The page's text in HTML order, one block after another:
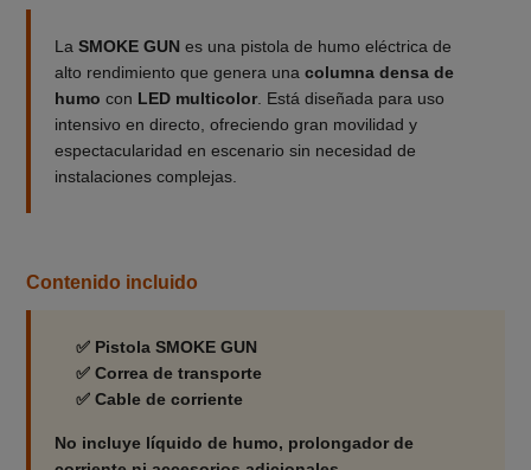
La SMOKE GUN es una pistola de humo eléctrica de
alto rendimiento que genera una columna densa de
humo con LED multicolor. Está diseñada para uso
intensivo en directo, ofreciendo gran movilidad y
espectacularidad en escenario sin necesidad de
instalaciones complejas.
Contenido incluido
✅ Pistola SMOKE GUN
✅ Correa de transporte
✅ Cable de corriente
No incluye líquido de humo, prolongador de